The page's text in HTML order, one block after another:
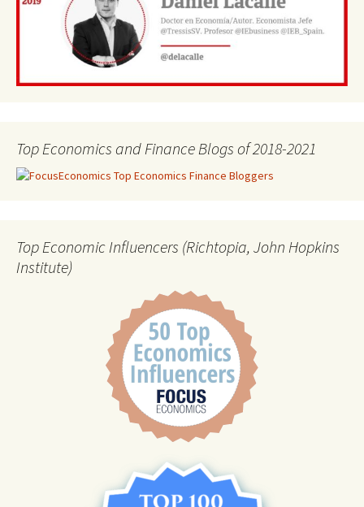
Top Economics and Finance Blogs of 2018-2021
Top Economic Influencers (Richtopia, John Hopkins
Institute)